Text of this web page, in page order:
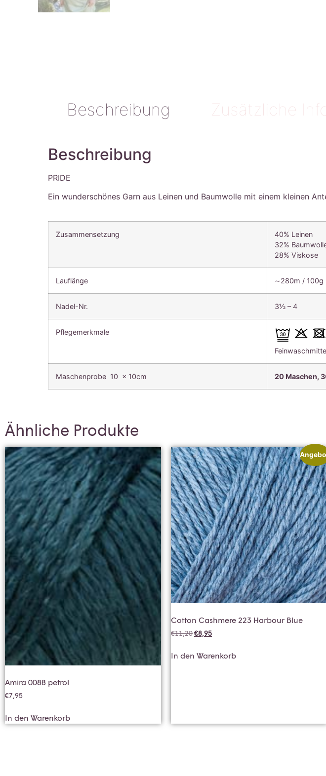
Beschreibung Zusätzliche
Beschreibung
PRIDE
Ein wunderschönes Garn aus Leinen und Baumwolle mit einem kleinen
Zusammensetzung
40% Leinen
32%
28% Viskose
Lauflänge ∼280m / 100g
Nadel-Nr. 3½ – 4
Pflegemerkmale
Maschenprobe 10 x 10cm 20 Maschen,
Ähnliche Produkte
Amira 0088 petrol
€7,95
In den Warenkorb
Cotton Cashmere 223 Harbour Blue
€11,20€8,95
In den Warenkorb